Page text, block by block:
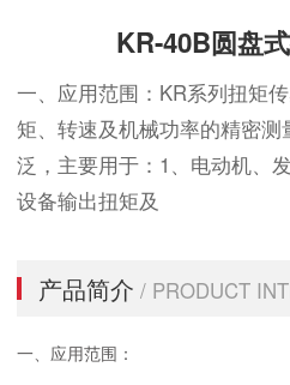
KR-40B圆盘
一、应用范围：KR系列扭矩
矩、转速及机械功率的精密
泛，主要用于：1、电动机、
设备输出扭矩及
产品简介/ PRODUCT
一、应用范围：